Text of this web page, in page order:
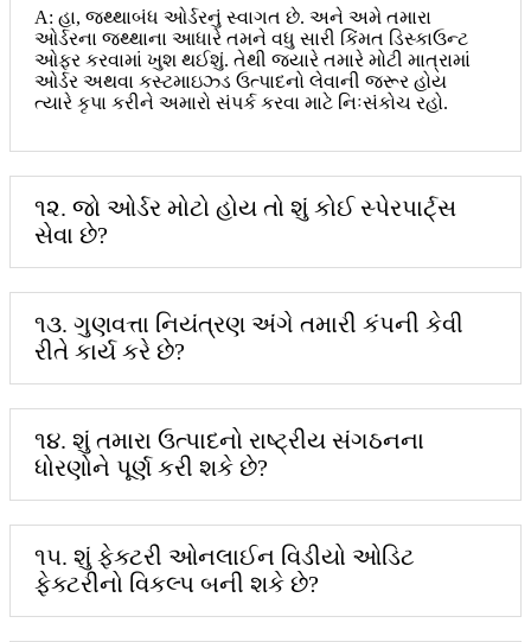
A: હા, જથ્થાબંધ ઓર્ડરનું સ્વાગત છે. અને અમે તમારા
ઓર્ડરના જથ્થાના આધારે તમને વધુ સારી કિંમત ડિસ્કાઉન્ટ
ઓફર કરવામાં ખુશ થઈશું. તેથી જ્યારે તમારે મોટી માત્રામાં
ઓર્ડર અથવા કસ્ટમાઇઝ્ડ ઉત્પાદનો લેવાની જરૂર હોય
ત્યારે કૃપા કરીને અમારો સંપર્ક કરવા માટે નિઃસંકોચ રહો.
૧૨. જો ઓર્ડર મોટો હોય તો શું કોઈ સ્પેરપાર્ટ્સ
સેવા છે?
૧૩. ગુણવત્તા નિયંત્રણ અંગે તમારી કંપની કેવી
રીતે કાર્ય કરે છે?
૧૪. શું તમારા ઉત્પાદનો રાષ્ટ્રીય સંગઠનના
ધોરણોને પૂર્ણ કરી શકે છે?
૧૫. શું ફેક્ટરી ઓનલાઈન વિડીયો ઓડિટ
ફેક્ટરીનો વિકલ્પ બની શકે છે?